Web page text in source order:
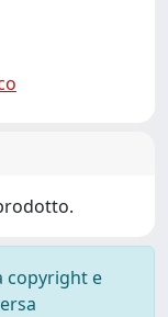
copyright e